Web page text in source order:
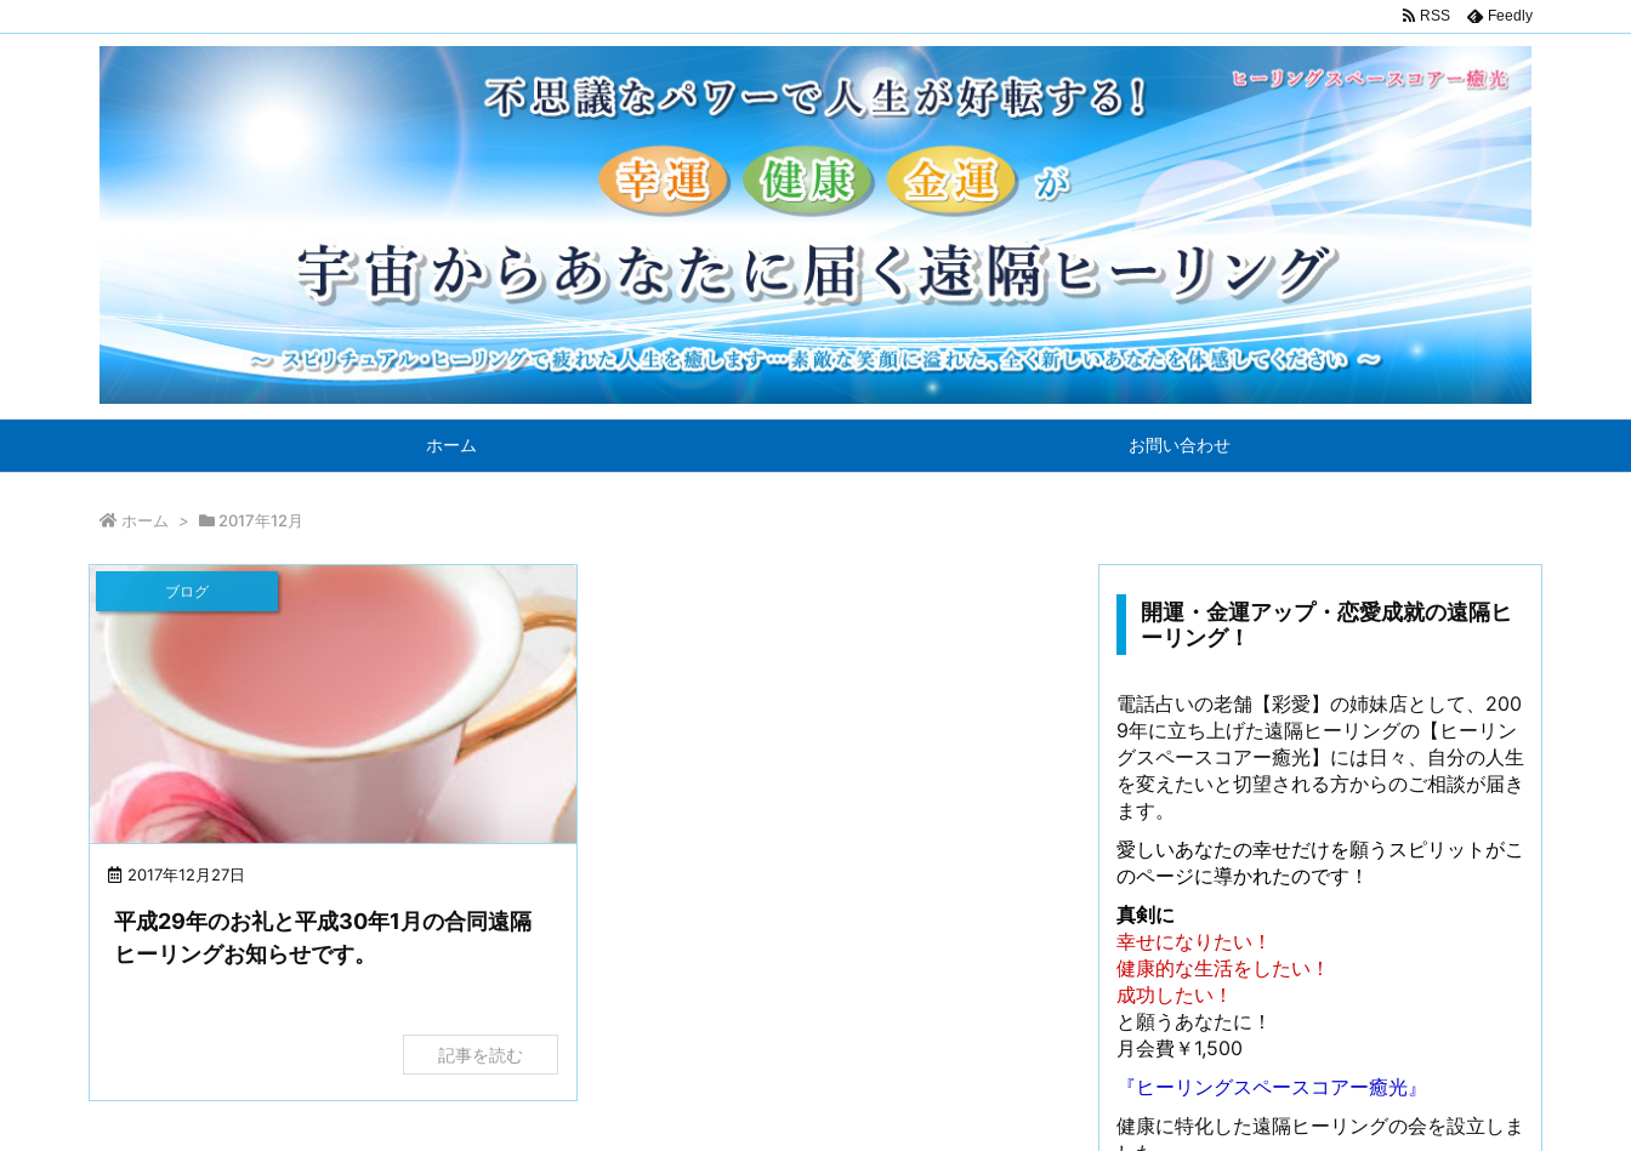
ホーム お問い合わせ
RSS Feedly
ホーム > 2017年12月
2017年12月27日
ブログ
平成29年のお礼と平成30年1月の合同遠隔
ヒーリングお知らせです。
記事を読む
開運・金運アップ・恋愛成就の遠隔ヒ
ーリング！
電話占いの老舗【彩愛】の姉妹店として、200
9年に立ち上げた遠隔ヒーリングの【ヒーリン
グスペースコアー癒光】には日々、自分の人生
を変えたいと切望される方からのご相談が届き
ます。
愛しいあなたの幸せだけを願うスピリットがこ
のページに導かれたのです！
真剣に
幸せになりたい！
健康的な生活をしたい！
成功したい！
と願うあなたに！
月会費￥1,500
『ヒーリングスペースコアー癒光』
健康に特化した遠隔ヒーリングの会を設立しま